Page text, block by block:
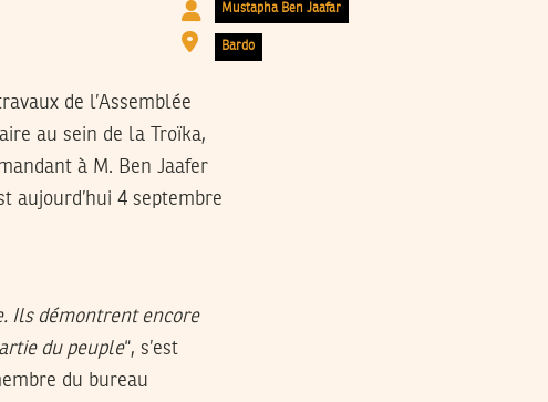
Mustapha Ben Jaafar
Bardo
de l’Assemblée
au sein de la Troïka,
à M. Ben Jaafer
aujourd’hui 4 septembre
Ils démontrent encore
du peuple“, s’est
du bureau